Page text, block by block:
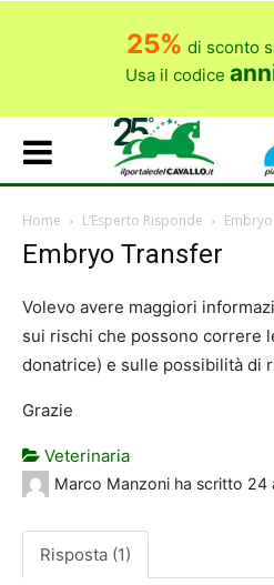
25% di sconto
Usa il codice
Home L’Esperto Risponde
Embryo Transfer
Volevo avere maggiori
sui rischi che possono correre
donatrice) e sulle possibilità di
Grazie
Veterinaria
Marco Manzoni ha scritto 24
Risposta (1)